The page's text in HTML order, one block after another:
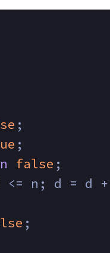
;
;
false ;
n; d = d +
;